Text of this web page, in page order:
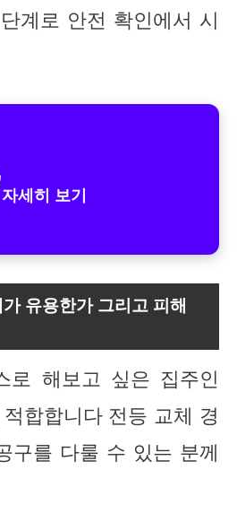
계로 안전 확인에서 시
자세히 보기
유용한가 그리고 피해
로 해보고 싶은 집주인
합합니다 전등 교체 경
구를 다룰 수 있는 분께